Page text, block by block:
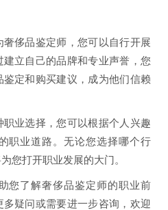
奢侈品鉴定师，您可以自行开展
立自己的品牌和专业声誉，您
定和购买建议，成为他们信赖
业选择，您可以根据个人兴趣
职业道路。无论您选择哪个行
您打开职业发展的大门。
您了解奢侈品鉴定师的职业前
疑问或需要进一步咨询，欢迎